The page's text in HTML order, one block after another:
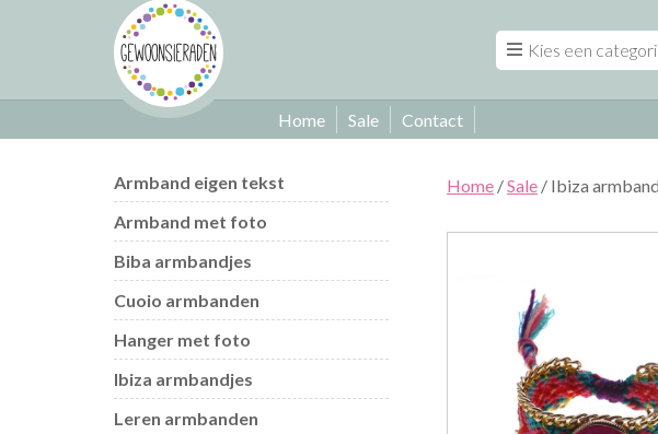
Kies een
Home Sale Contact
Armband eigen tekst
Armband met foto
Biba armbandjes
Cuoio armbanden
Hanger met foto
Ibiza armbandjes
Leren armbanden
Home /Sale / Ibiza